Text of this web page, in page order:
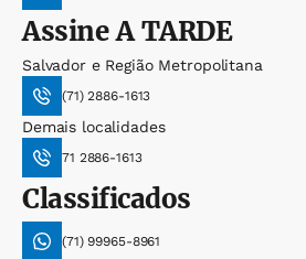
AssineA TARDE
Salvador e Região Metropolitana
(71) 2886-1613
Demais localidades
71 2886-1613
Classificados
(71) 99965-8961